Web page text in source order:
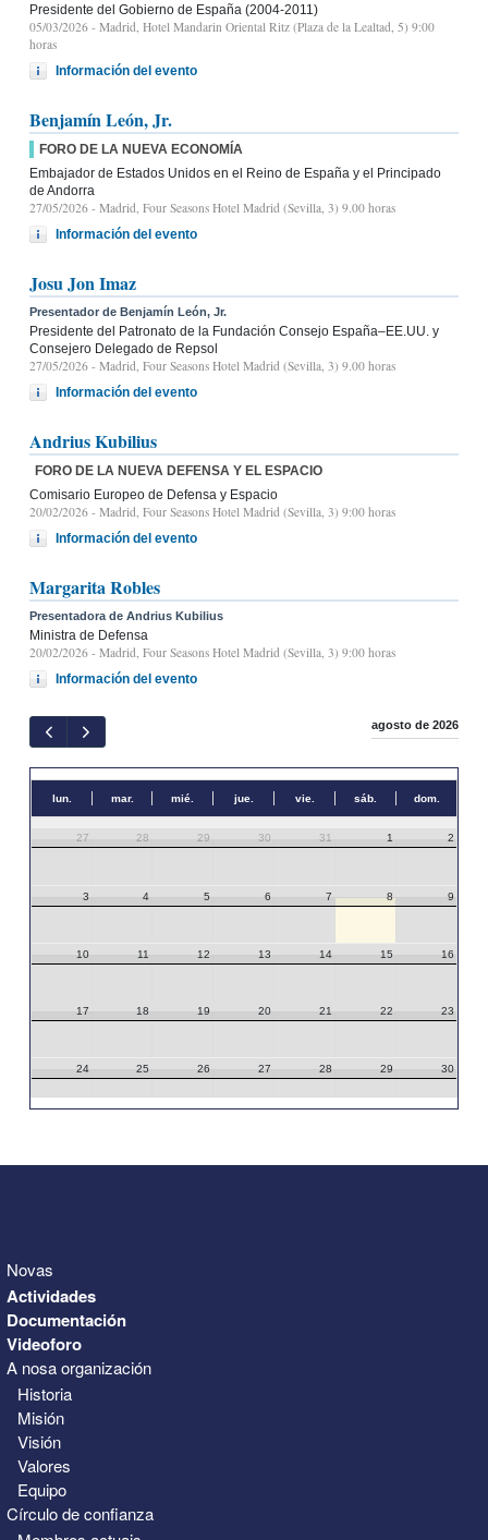
Presidente del Gobierno de España (2004-2011)
05/03/2026 - Madrid, Hotel Mandarin Oriental Ritz (Plaza de la Lealtad, 5) 9:00
horas
Información del evento
Benjamín León, Jr.
FORO DE LA NUEVA ECONOMÍA
Embajador de Estados Unidos en el Reino de España y el Principado
de Andorra
27/05/2026 - Madrid, Four Seasons Hotel Madrid (Sevilla, 3) 9.00 horas
Información del evento
Josu Jon Imaz
Presentador de Benjamín León, Jr.
Presidente del Patronato de la Fundación Consejo España–EE.UU. y
Consejero Delegado de Repsol
27/05/2026 - Madrid, Four Seasons Hotel Madrid (Sevilla, 3) 9.00 horas
Información del evento
Andrius Kubilius
FORO DE LA NUEVA DEFENSA Y EL ESPACIO
Comisario Europeo de Defensa y Espacio
20/02/2026 - Madrid, Four Seasons Hotel Madrid (Sevilla, 3) 9:00 horas
Información del evento
Margarita Robles
Presentadora de Andrius Kubilius
Ministra de Defensa
20/02/2026 - Madrid, Four Seasons Hotel Madrid (Sevilla, 3) 9:00 horas
Información del evento
agosto de 2026
lun. mar. mié. jue. vie. sáb. dom.
27 28 29 30 31 1 2
3 4 5 6 7 8 9
10 11 12 13 14 15 16
17 18 19 20 21 22 23
24 25 26 27 28 29 30
Novas
Actividades
Documentación
Videoforo
A nosa organización
Historia
Misión
Visión
Valores
Equipo
Círculo de confianza